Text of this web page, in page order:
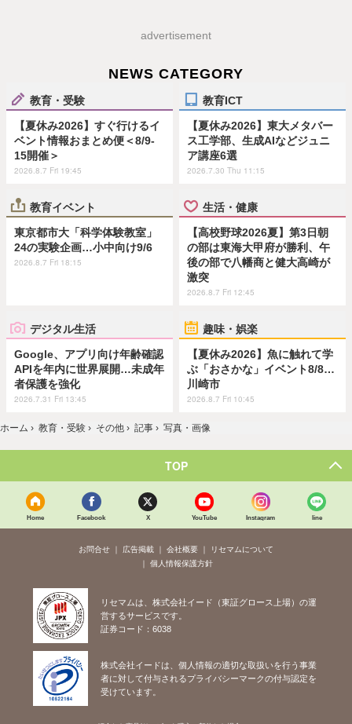
advertisement
NEWS CATEGORY
教育・受験
【夏休み2026】すぐ行けるイ
ベント情報おまとめ便＜8/9-
15開催＞
2026.8.7 Fri 19:45
教育ICT
【夏休み2026】東大メタバー
ス工学部、生成AIなどジュニ
ア講座6選
2026.7.30 Thu 11:15
教育イベント
東京都市大「科学体験教室」
24の実験企画…小中向け9/6
2026.8.7 Fri 18:15
生活・健康
【高校野球2026夏】第3日朝
の部は東海大甲府が勝利、午
後の部で八幡商と健大高崎が
激突
2026.8.7 Fri 12:45
デジタル生活
Google、アプリ向け年齢確認
APIを年内に世界展開…未成年
者保護を強化
2026.7.31 Fri 13:45
趣味・娯楽
【夏休み2026】魚に触れて学
ぶ「おさかな」イベント8/8…
川崎市
2026.8.7 Fri 10:45
ホーム › 教育・受験 › その他 › 記事 › 写真・画像
TOP
Home Facebook X YouTube Instagram line
お問合せ 広告掲載 会社概要
リセマムについて
個人情報保護方針
リセマムは、株式会社イード（東証グロース上場）の運
営するサービスです。
証券コード：6038
株式会社イードは、個人情報の適切な取扱いを行う事業
者に対して付与されるプライバシーマークの付与認定を
受けています。